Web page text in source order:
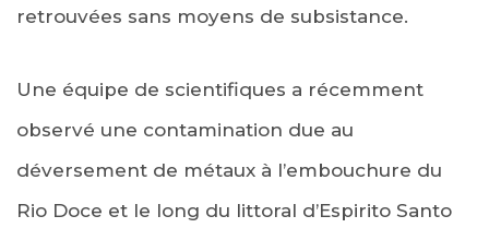
retrouvées sans moyens de subsistance.
Une équipe de scientifiques a récemment
observé une contamination due au
déversement de métaux à l’embouchure du
Rio Doce et le long du littoral d’Espirito Santo